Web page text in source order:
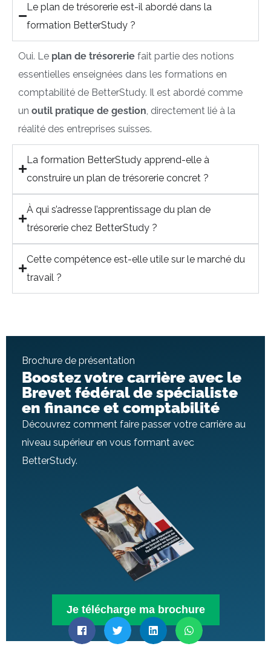
Brochure de présentation
Boostez votre carrière avec le
Brevet fédéral de spécialiste
en finance et comptabilité
Découvrez comment faire passer votre carrière au
niveau supérieur en vous formant avec
BetterStudy.
Je télécharge ma brochure
Le plan de trésorerie est-il abordé dans la
formation BetterStudy ?
Oui. Le plan de trésorerie fait partie des notions
essentielles enseignées dans les formations en
comptabilité de BetterStudy. Il est abordé comme
un outil pratique de gestion , directement lié à la
réalité des entreprises suisses.
La formation BetterStudy apprend-elle à
construire un plan de trésorerie concret ?
À qui s’adresse l’apprentissage du plan de
trésorerie chez BetterStudy ?
Cette compétence est-elle utile sur le marché du
travail ?